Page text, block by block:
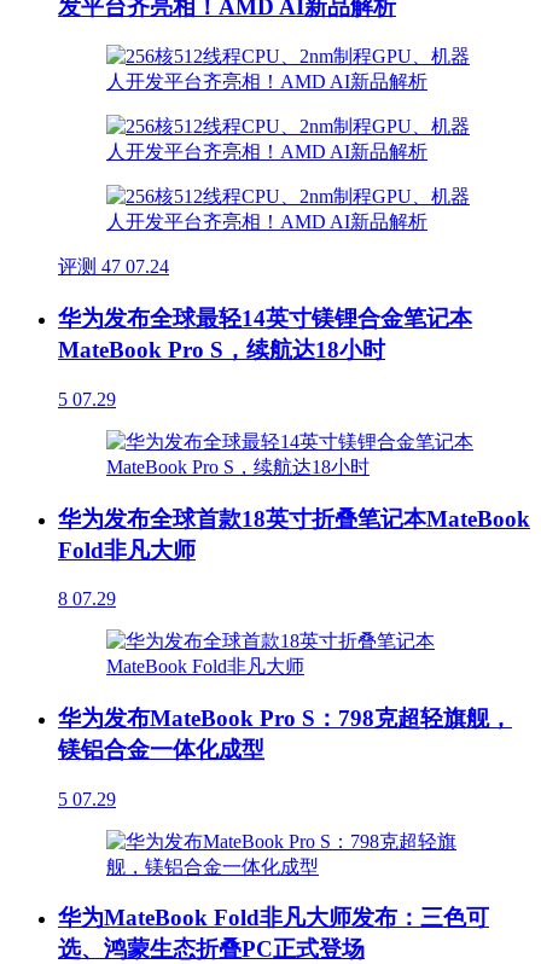
发平台齐亮相！AMD AI新品解析
评测 47 07.24
华为发布全球最轻14英寸镁锂合金笔记本
MateBook Pro S，续航达18小时
5 07.29
华为发布全球首款18英寸折叠笔记本MateBook
Fold非凡大师
8 07.29
华为发布MateBook Pro S：798克超轻旗舰，
镁铝合金一体化成型
5 07.29
华为MateBook Fold非凡大师发布：三色可
选、鸿蒙生态折叠PC正式登场